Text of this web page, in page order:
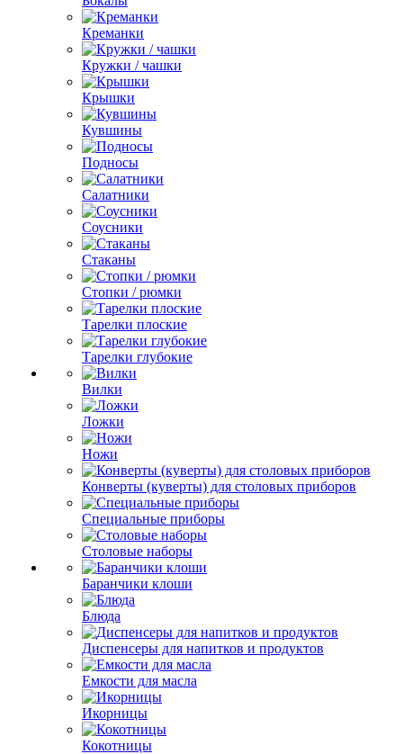
Креманки
Кружки / чашки
Крышки
Кувшины
Подносы
Салатники
Соусники
Стаканы
Стопки / рюмки
Тарелки плоские
Тарелки глубокие
Вилки
Ложки
Ножи
Конверты (куверты) для столовых приборов
Специальные приборы
Столовые наборы
Баранчики клоши
Блюда
Диспенсеры для напитков и продуктов
Емкости для масла
Икорницы
Кокотницы